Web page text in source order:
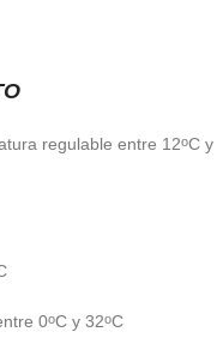
regulable entre 12oC y
0oC y 32oC